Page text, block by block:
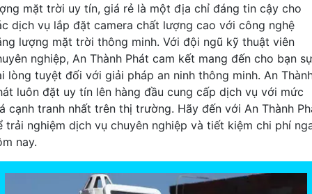
mặt trời uy tín, giá rẻ là một địa chỉ đáng tin cậy cho
dịch vụ lắp đặt camera chất lượng cao với công nghệ
lượng mặt trời thông minh. Với đội ngũ kỹ thuật viên
nghiệp, An Thành Phát cam kết mang đến cho bạn sự
lòng tuyệt đối với giải pháp an ninh thông minh. An
luôn đặt uy tín lên hàng đầu cung cấp dịch vụ với mức
cạnh tranh nhất trên thị trường. Hãy đến với An Thành
trải nghiệm dịch vụ chuyên nghiệp và tiết kiệm chi phí
nay.